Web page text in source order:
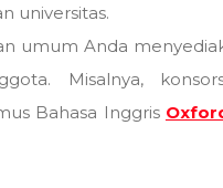
universitas.
umum Anda
Misalnya,
Bahasa Inggris